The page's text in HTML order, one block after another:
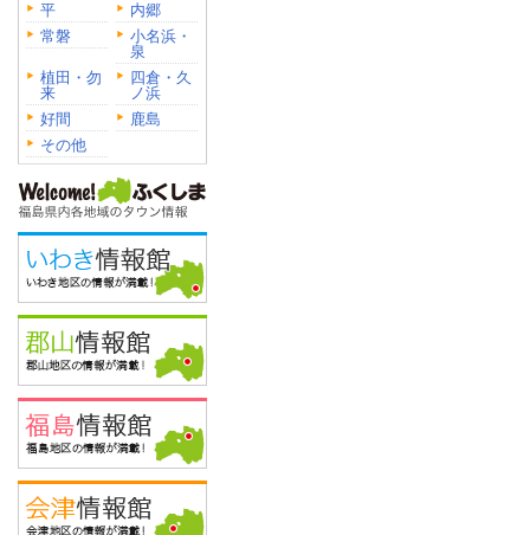
平
内郷
常磐
小名浜・
泉
植田・勿
来
四倉・久
ノ浜
好間
鹿島
その他